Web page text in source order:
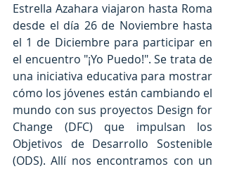
Estrella Azahara viajaron hasta Roma
desde el día 26 de Noviembre hasta
el 1 de Diciembre para participar en
el encuentro "¡Yo Puedo!". Se trata de
una iniciativa educativa para mostrar
cómo los jóvenes están cambiando el
mundo con sus proyectos Design for
Change (DFC) que impulsan los
Objetivos de Desarrollo Sostenible
(ODS). Allí nos encontramos con un